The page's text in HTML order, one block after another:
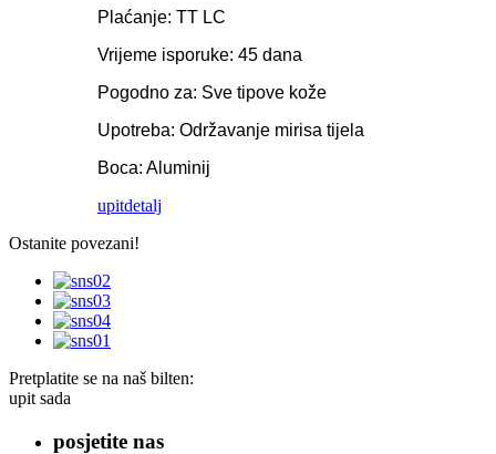
Plaćanje: TT LC
Vrijeme isporuke: 45 dana
Pogodno za: Sve tipove kože
Upotreba: Održavanje mirisa tijela
Boca: Aluminij
upitdetalj
Ostanite povezani!
Pretplatite se na naš bilten:
upit sada
posjetite nas